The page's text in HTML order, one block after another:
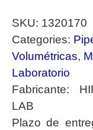
SKU: 1320170
Categories:
Volumétricas,
Laboratorio
Fabricante:
LAB
Plazo de